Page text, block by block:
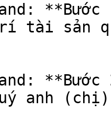
**Bước
tài sản
anh